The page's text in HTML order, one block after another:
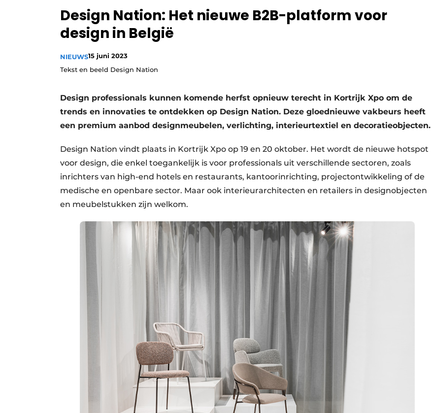
Design Nation: Het nieuwe B2B-platform voor
design in België
NIEUWS15 juni 2023
Tekst en beeld Design Nation
Design professionals kunnen komende herfst opnieuw terecht in Kortrijk Xpo om de
trends en innovaties te ontdekken op Design Nation. Deze gloednieuwe vakbeurs heeft
een premium aanbod designmeubelen, verlichting, interieurtextiel en decoratieobjecten.
Design Nation vindt plaats in Kortrijk Xpo op 19 en 20 oktober. Het wordt de nieuwe hotspot
voor design, die enkel toegankelijk is voor professionals uit verschillende sectoren, zoals
inrichters van high-end hotels en restaurants, kantoorinrichting, projectontwikkeling of de
medische en openbare sector. Maar ook interieurarchitecten en retailers in designobjecten
en meubelstukken zijn welkom.